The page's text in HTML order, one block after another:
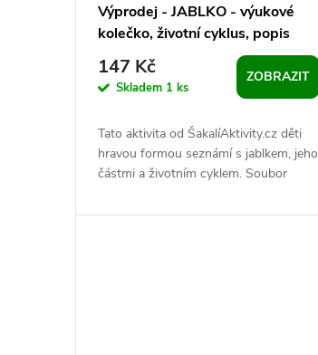
Výprodej - JABLKO - výukové
kolečko, životní cyklus, popis
částí - KOMPLET
147 Kč
Skladem 1 ks
ZOBRAZIT
Tato aktivita od ŠakalíAktivity.cz děti
hravou formou seznámí s jablkem, jeho
částmi a životním cyklem. Soubor